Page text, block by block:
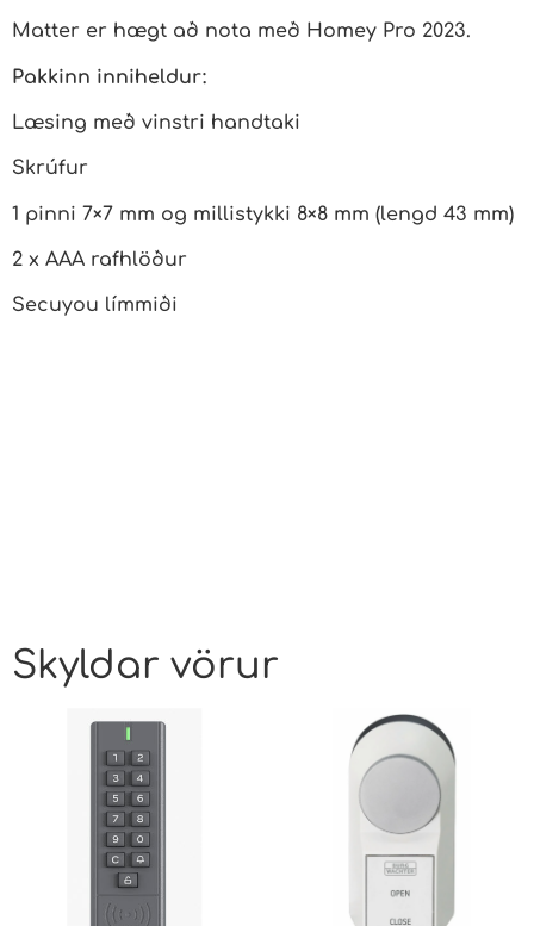
Matter er hægt að nota með Homey Pro 2023.
Pakkinn inniheldur:
Læsing með vinstri handtaki
Skrúfur
1 pinni 7×7 mm og millistykki 8×8 mm (lengd 43 mm)
2 x AAA rafhlöður
Secuyou límmiði
Skyldar vörur